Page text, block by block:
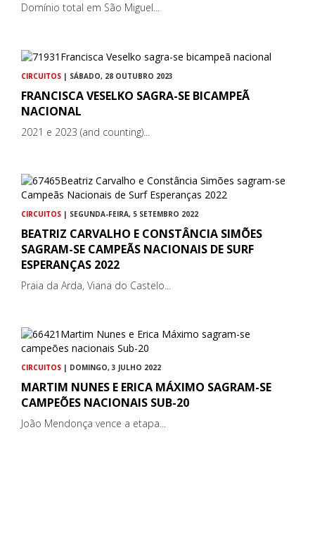
Domínio total em São Miguel...
CIRCUITOS | SÁBADO, 28 OUTUBRO 2023
FRANCISCA VESELKO SAGRA-SE BICAMPEÃ
NACIONAL
2021 e 2023 (and counting)...
CIRCUITOS | SEGUNDA-FEIRA, 5 SETEMBRO 2022
BEATRIZ CARVALHO E CONSTÂNCIA SIMÕES
SAGRAM-SE CAMPEÃS NACIONAIS DE SURF
ESPERANÇAS 2022
Praia da Arda, Viana do Castelo...
CIRCUITOS | DOMINGO, 3 JULHO 2022
MARTIM NUNES E ERICA MÁXIMO SAGRAM-SE
CAMPEÕES NACIONAIS SUB-20
João Mendonça vence a etapa...